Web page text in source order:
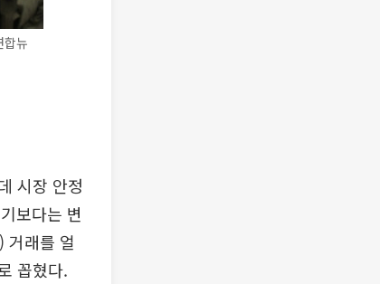
뉴
시장 안정
보다는 변
거래를 얼
꼽혔다.